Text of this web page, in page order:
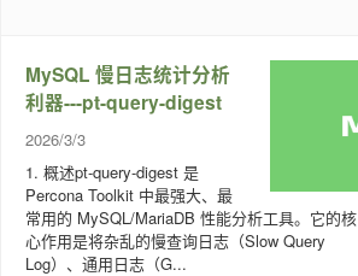
MySQL 慢日志统计分析
利器---pt-query-digest
2026/3/3
1. 概述pt-query-digest 是
Percona Toolkit 中最强大、最
常用的 MySQL/MariaDB 性能分析工具。它的核
心作用是将杂乱的慢查询日志（Slow Query
Log）、通用日志（G...